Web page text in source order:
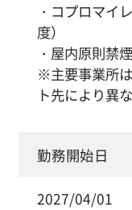
・コプロマイ
度）
・屋内原則禁
※主要事業所
ト先により異
勤務開始日
2027/04/01